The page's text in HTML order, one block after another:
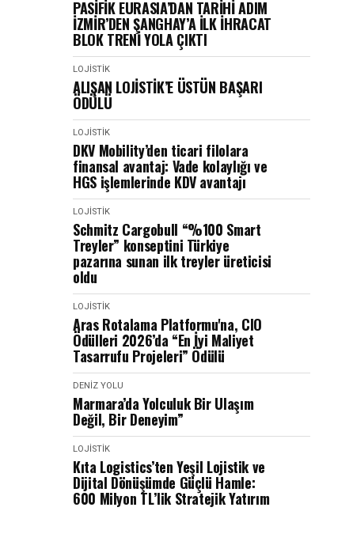
PASİFİK EURASIA’DAN TARİHİ ADIM
İZMİR’DEN ŞANGHAY’A İLK İHRACAT
BLOK TRENİ YOLA ÇIKTI
LOJISTIK
ALIŞAN LOJİSTİK’E ÜSTÜN BAŞARI
ÖDÜLÜ
LOJISTIK
DKV Mobility’den ticari filolara
finansal avantaj: Vade kolaylığı ve
HGS işlemlerinde KDV avantajı
LOJISTIK
Schmitz Cargobull “%100 Smart
Treyler” konseptini Türkiye
pazarına sunan ilk treyler üreticisi
oldu
LOJISTIK
Aras Rotalama Platformu'na, CIO
Ödülleri 2026’da “En İyi Maliyet
Tasarrufu Projeleri” Ödülü
DENIZ YOLU
Marmara’da Yolculuk Bir Ulaşım
Değil, Bir Deneyim”
LOJISTIK
Kıta Logistics’ten Yeşil Lojistik ve
Dijital Dönüşümde Güçlü Hamle:
600 Milyon TL’lik Stratejik Yatırım